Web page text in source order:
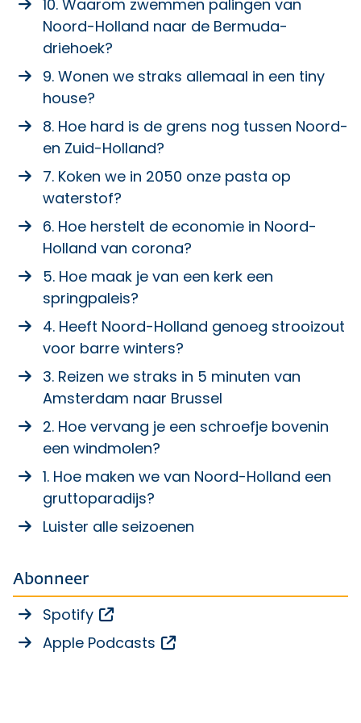
10. Waarom zwemmen palingen van
Noord-Holland naar de Bermuda-
driehoek?
9. Wonen we straks allemaal in een tiny
house?
8. Hoe hard is de grens nog tussen Noord-
en Zuid-Holland?
7. Koken we in 2050 onze pasta op
waterstof?
6. Hoe herstelt de economie in Noord-
Holland van corona?
5. Hoe maak je van een kerk een
springpaleis?
4. Heeft Noord-Holland genoeg strooizout
voor barre winters?
3. Reizen we straks in 5 minuten van
Amsterdam naar Brussel
2. Hoe vervang je een schroefje bovenin
een windmolen?
1. Hoe maken we van Noord-Holland een
gruttoparadijs?
Luister alle seizoenen
Abonneer
Spotify
Apple Podcasts